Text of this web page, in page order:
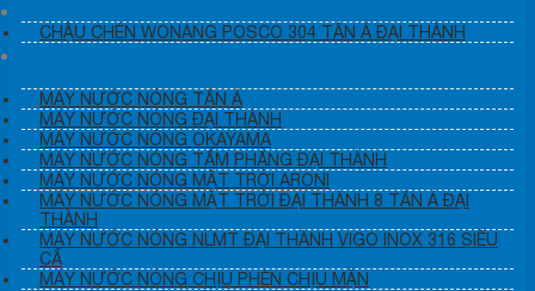
CHẬU CHÉN WONANG POSCO 304 TÂN Á ĐẠI THÀNH
MÁY NƯỚC NÓNG TÂN Á
MÁY NƯỚC NÓNG ĐẠI THÀNH
MÁY NƯỚC NÓNG OKAYAMA
MÁY NƯỚC NÓNG TẤM PHẲNG ĐẠI THÀNH
MÁY NƯỚC NÓNG MẶT TRỜI ARONI
MÁY NƯỚC NÓNG MẶT TRỜI ĐẠI THÀNH 8 TÂN Á ĐẠI
THÀNH
MÁY NƯỚC NÓNG NLMT ĐẠI THÀNH VIGO INOX 316 SIÊU
CẤ
MÁY NƯỚC NÓNG CHỊU PHÈN CHỊU MẶN